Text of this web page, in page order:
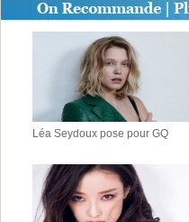
Léa Seydoux pose pour GQ